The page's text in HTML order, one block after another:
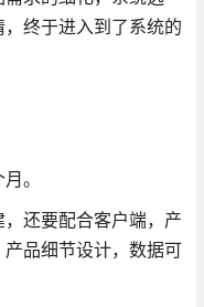
终于进入到了系统的
。
还要配合客户端，产
品细节设计，数据可